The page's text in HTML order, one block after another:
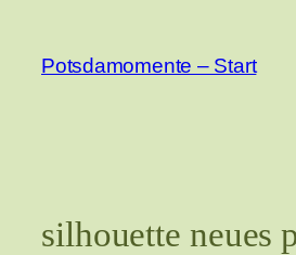
springen
Potsdamomente – Start
silhouette neues